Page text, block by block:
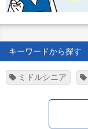
キーワードから探す
ミドルシニア